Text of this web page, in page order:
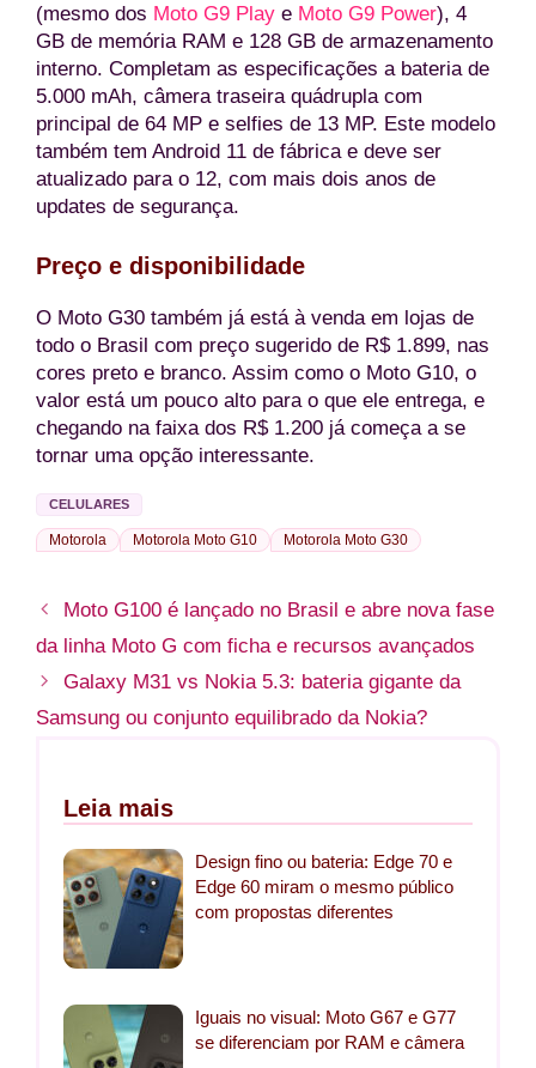
(mesmo dos Moto G9 Play e Moto G9 Power), 4
GB de memória RAM e 128 GB de armazenamento
interno. Completam as especificações a bateria de
5.000 mAh, câmera traseira quádrupla com
principal de 64 MP e selfies de 13 MP. Este modelo
também tem Android 11 de fábrica e deve ser
atualizado para o 12, com mais dois anos de
updates de segurança.
Preço e disponibilidade
O Moto G30 também já está à venda em lojas de
todo o Brasil com preço sugerido de R$ 1.899, nas
cores preto e branco. Assim como o Moto G10, o
valor está um pouco alto para o que ele entrega, e
chegando na faixa dos R$ 1.200 já começa a se
tornar uma opção interessante.
CELULARES
Motorola Motorola Moto G10 Motorola Moto G30
Moto G100 é lançado no Brasil e abre nova fase
da linha Moto G com ficha e recursos avançados
Galaxy M31 vs Nokia 5.3: bateria gigante da
Samsung ou conjunto equilibrado da Nokia?
Leia mais
Design fino ou bateria: Edge 70 e
Edge 60 miram o mesmo público
com propostas diferentes
Iguais no visual: Moto G67 e G77
se diferenciam por RAM e câmera